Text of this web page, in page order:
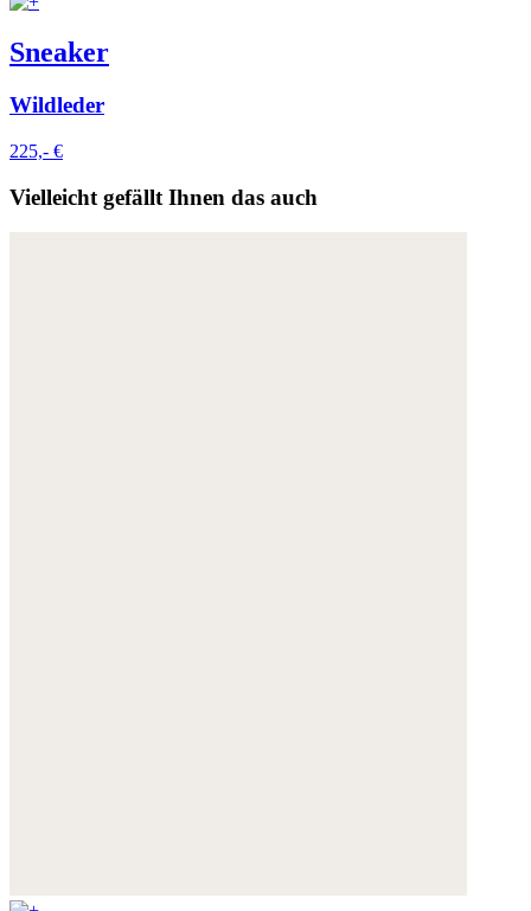
Sneaker
Wildleder
225,- €
Vielleicht gefällt Ihnen das auch